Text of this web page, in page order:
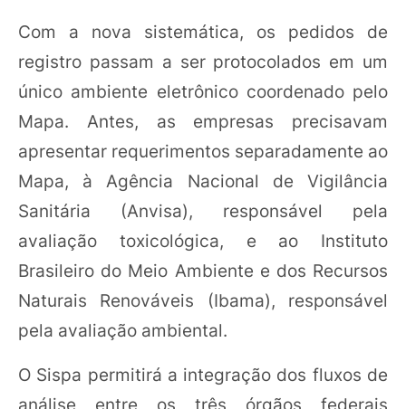
Com a nova sistemática, os pedidos de
registro passam a ser protocolados em um
único ambiente eletrônico coordenado pelo
Mapa. Antes, as empresas precisavam
apresentar requerimentos separadamente ao
Mapa, à Agência Nacional de Vigilância
Sanitária (Anvisa), responsável pela
avaliação toxicológica, e ao Instituto
Brasileiro do Meio Ambiente e dos Recursos
Naturais Renováveis (Ibama), responsável
pela avaliação ambiental.
O Sispa permitirá a integração dos fluxos de
análise entre os três órgãos federais